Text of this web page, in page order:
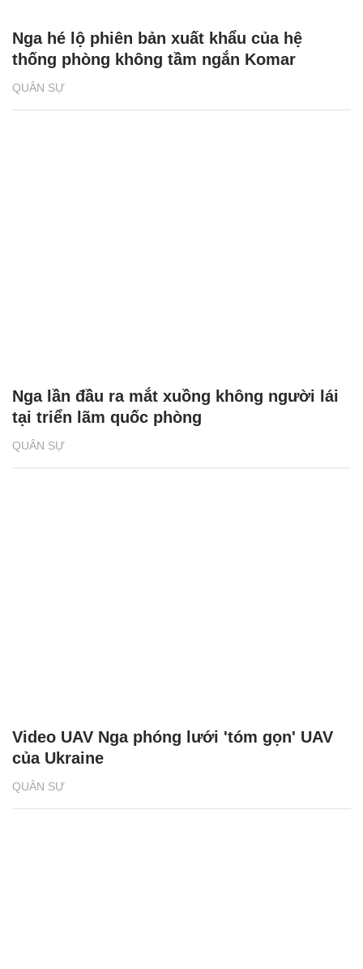
QUÂN SỰ
Nga hé lộ phiên bản xuất khẩu của hệ
thống phòng không tầm ngắn Komar
QUÂN SỰ
Nga lần đầu ra mắt xuồng không người lái
tại triển lãm quốc phòng
QUÂN SỰ
Video UAV Nga phóng lưới 'tóm gọn' UAV
của Ukraine